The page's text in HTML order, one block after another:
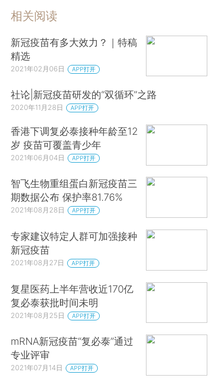
相关阅读
新冠疫苗有多大效力？｜特稿
精选
2021年02月06日 APP打开
社论|新冠疫苗研发的“双循环”之路
2020年11月28日 APP打开
香港下调复必泰接种年龄至12
岁 疫苗可覆盖青少年
2021年06月04日 APP打开
智飞生物重组蛋白新冠疫苗三
期数据公布 保护率81.76%
2021年08月28日 APP打开
专家建议特定人群可加强接种
新冠疫苗
2021年08月27日 APP打开
复星医药上半年营收近170亿
复必泰获批时间未明
2021年08月25日 APP打开
mRNA新冠疫苗“复必泰”通过
专业评审
2021年07月14日 APP打开